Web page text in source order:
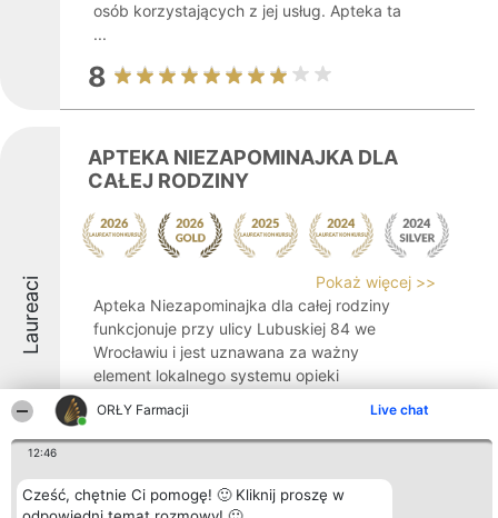
ORŁY Farmacji Live chat
12:46
Cześć, chętnie Ci pomogę! 🙂 Kliknij proszę w
osób korzystających z jej usług. Apteka ta
...
8
Laureaci
APTEKA NIEZAPOMINAJKA DLA
CAŁEJ RODZINY
Pokaż więcej >>
Apteka Niezapominajka dla całej rodziny
funkcjonuje przy ulicy Lubuskiej 84 we
Wrocławiu i jest uznawana za ważny
element lokalnego systemu opieki
przez rodzinę, kładzie nacisk na zdrowie
oraz dobre samopoczucie ...
8.6